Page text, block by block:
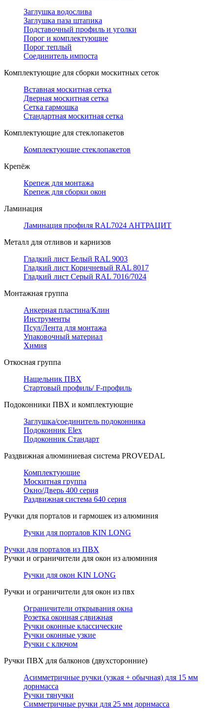
Заглушка водослива
Заглушка паза штапика
Подставочный профиль и уголки
Порог и комплектующие
Порог теплый
Соединитель импоста
Комплектующие для сборки москитных сеток
Вставная москитная сетка
Дверная москитная сетка
Сетка гармошка
Стандартная москитная сетка
Комплектующие для стеклопакетов
Комплектующие стеклопакетов
Крепёж
Крепеж для монтажа
Крепеж для сборки окон
Ламинация
Ламинация профиля RAL7024 АНТРАЦИТ
Металл для отливов и карнизов
Гладкий лист Белый RAL 9003
Гладкий лист Коричневый RAL 8017
Гладкий лист Серый RAL 7016/7024
Монтажная группа
Анкерная пластина/Клин
Инструменты
Псул/Лента для монтажа
Упаковочный материал
Химия
Откосная группа
Нащельник ПВХ
Стартовый профиль/ F-профиль
Подоконники ПВХ и комплектующие
Заглушка/соединитель подоконника
Подоконник Elex
Подоконник Стандарт
Раздвижная алюминиевая система PROVEDAL
Комплектующие
Москитная группа
Окно/Дверь 400 серия
Раздвижная система 640 серия
Ручки для порталов и гармошек из алюминия
Ручки для порталов KIN LONG
Ручки для порталов из ПВХ
Ручки и ограничители для окон из алюминия
Ручки для окон KIN LONG
Ручки и ограничители для окон из пвх
Ограничители открывания окна
Розетка оконная сдвижная
Ручки оконные классические
Ручки оконные узкие
Ручки с ключом
Ручки ПВХ для балконов (двухсторонние)
Асимметричные ручки (узкая + обычная) для 15 мм
дорнмасса
Ручки тянучки
Симметричные ручки для 25 мм дорнмасса